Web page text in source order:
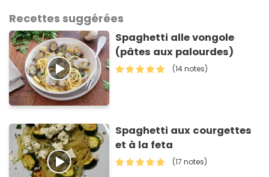
Recettes suggérées
Spaghetti alle vongole
(pâtes aux palourdes)
(14 notes)
Spaghetti aux courgettes
et à la feta
(17 notes)